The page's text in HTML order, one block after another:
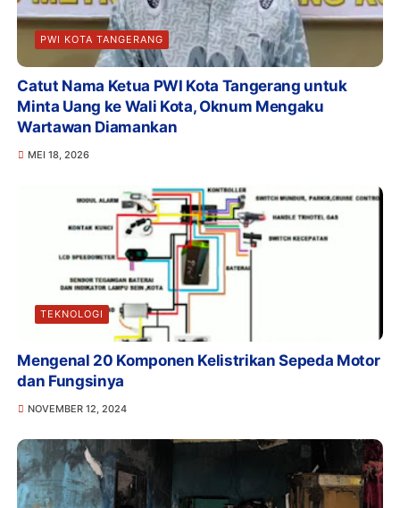
PWI KOTA TANGERANG
Catut Nama Ketua PWI Kota Tangerang untuk
Minta Uang ke Wali Kota, Oknum Mengaku
Wartawan Diamankan
MEI 18, 2026
TEKNOLOGI
Mengenal 20 Komponen Kelistrikan Sepeda Motor
dan Fungsinya
NOVEMBER 12, 2024